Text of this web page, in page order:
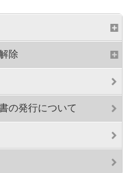
除
の発行について